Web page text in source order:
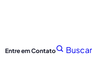
Entre em Contato Buscar